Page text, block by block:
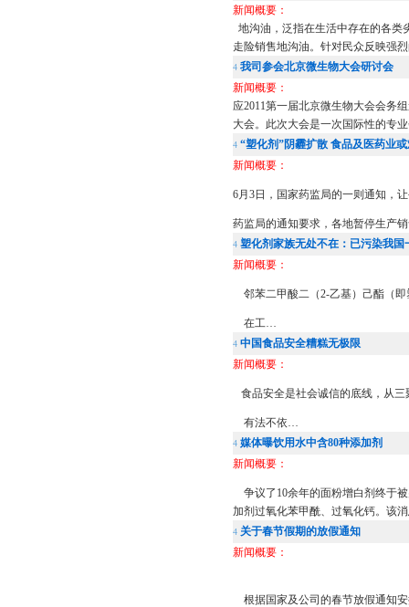
新闻概要：
地沟油，泛指在生活中存在的各类
走险销售地沟油。针对民众反映强
4 我司参会北京微生物大会研讨会
新闻概要：
应2011第一届北京微生物大会会务
大会。此次大会是一次国际性的专
4 “塑化剂”阴霾扩散 食品及医药业
新闻概要：
6月3日，国家药监局的一则通知，
药监局的通知要求，各地暂停生产
4 塑化剂家族无处不在：已污染我国
新闻概要：
邻苯二甲酸二（2-乙基）己酯（即
在工…
4 中国食品安全糟糕无极限
新闻概要：
食品安全是社会诚信的底线，从
有法不依…
4 媒体曝饮用水中含80种添加剂
新闻概要：
争议了10余年的面粉增白剂终于
加剂过氧化苯甲酰、过氧化钙。该
4 关于春节假期的放假通知
新闻概要：
根据国家及公司的春节放假通知